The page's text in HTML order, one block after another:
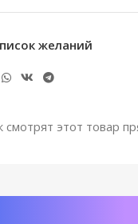
желаний
смотрят этот товар